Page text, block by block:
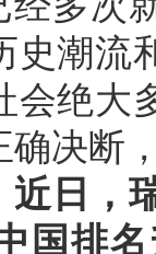
史潮流
会绝大
决断
近日，
国排